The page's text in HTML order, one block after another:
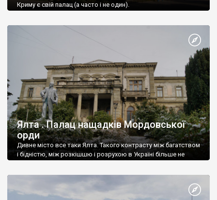
Криму є свій палац (а часто і не один).
Ялта . Палац нащадків Мордовської
орди
Дивне місто все таки Ялта. Такого контрасту між багатством
і бідністю, між розкішшю і розрухою в Україні більше не